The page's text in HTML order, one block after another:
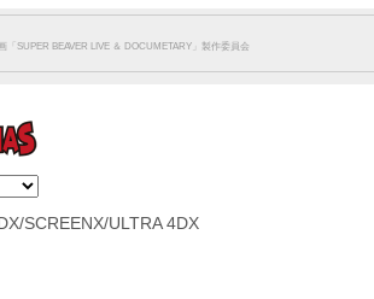
「SUPER BEAVER LIVE ＆ DOCUMETARY」製作委員会
SCREENX/ULTRA 4DX